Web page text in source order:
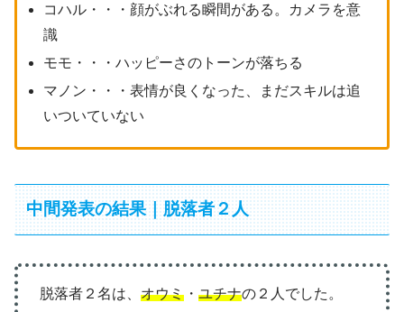
コハル・・・顔がぶれる瞬間がある。カメラを意
識
モモ・・・ハッピーさのトーンが落ちる
マノン・・・表情が良くなった、まだスキルは追
いついていない
中間発表の結果｜脱落者２人
脱落者２名は、 オウミ ・ ユチナの２人でした。